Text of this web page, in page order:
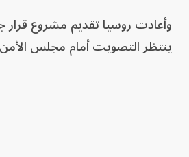
وأعادت روسيا تقديم مشروع
ينتظر التصويت أمام مجلس